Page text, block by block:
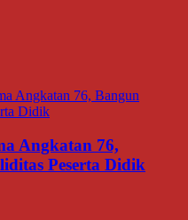
Angkatan 76,
Peserta Didik